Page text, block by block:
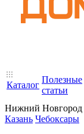
Каталог
Полезные
статьи
Нижний Новгород
Казань Чебоксары